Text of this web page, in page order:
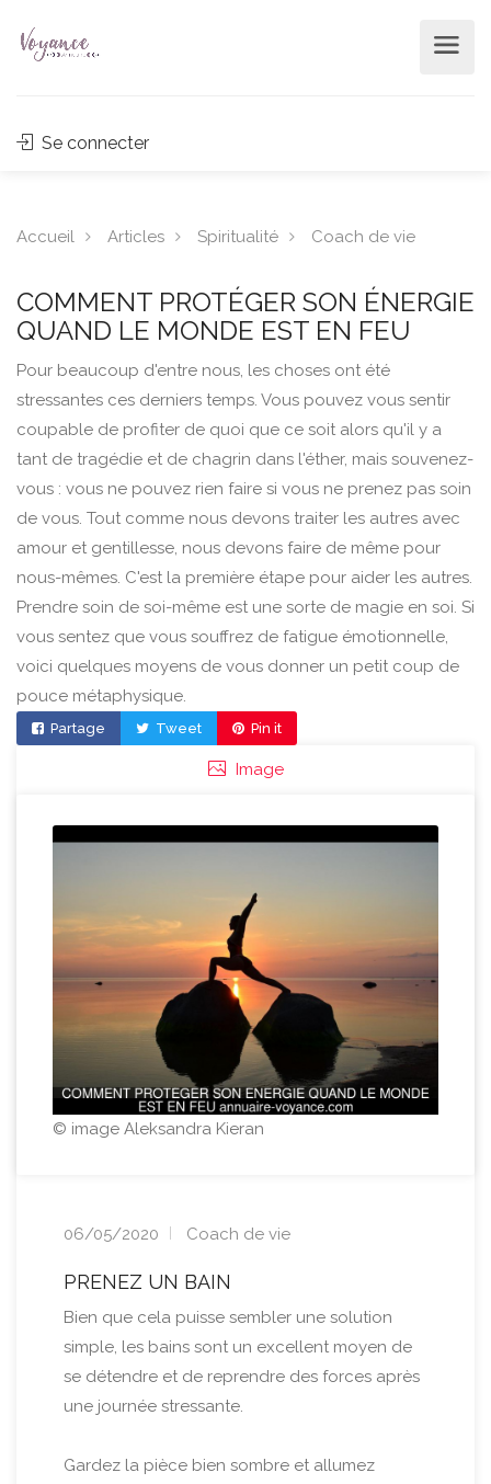
Se connecter
Accueil Articles Spiritualité Coach de vie
COMMENT PROTÉGER SON ÉNERGIE
QUAND LE MONDE EST EN FEU
Pour beaucoup d'entre nous, les choses ont été
stressantes ces derniers temps. Vous pouvez vous sentir
coupable de profiter de quoi que ce soit alors qu'il y a
tant de tragédie et de chagrin dans l'éther, mais souvenez-
vous : vous ne pouvez rien faire si vous ne prenez pas soin
de vous. Tout comme nous devons traiter les autres avec
amour et gentillesse, nous devons faire de même pour
nous-mêmes. C'est la première étape pour aider les autres.
Prendre soin de soi-même est une sorte de magie en soi. Si
vous sentez que vous souffrez de fatigue émotionnelle,
voici quelques moyens de vous donner un petit coup de
pouce métaphysique.
Partage Tweet Pin it
Image
© image Aleksandra Kieran
06/05/2020 Coach de vie
PRENEZ UN BAIN
Bien que cela puisse sembler une solution
simple, les bains sont un excellent moyen de
se détendre et de reprendre des forces après
une journée stressante.
Gardez la pièce bien sombre et allumez